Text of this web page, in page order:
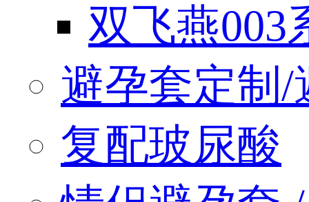
双飞燕003
避孕套定制/
复配玻尿酸